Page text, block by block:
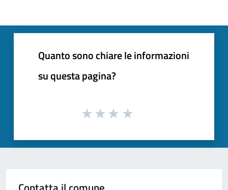
Quanto sono chiare le informazioni
su questa pagina?